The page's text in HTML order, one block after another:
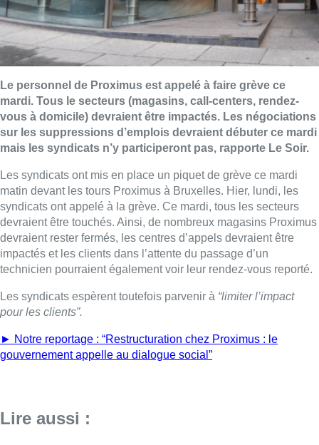
Le personnel de Proximus est appelé à faire grève ce
mardi. Tous le secteurs (magasins, call-centers, rendez-
vous à domicile) devraient être impactés. Les négociations
sur les suppressions d’emplois devraient débuter ce mardi
mais les syndicats n’y participeront pas, rapporte Le Soir.
Les syndicats ont mis en place un piquet de grève ce mardi
matin devant les tours Proximus à Bruxelles. Hier, lundi, les
syndicats ont appelé à la grève. Ce mardi, tous les secteurs
devraient être touchés. Ainsi, de nombreux magasins Proximus
devraient rester fermés, les centres d’appels devraient être
impactés et les clients dans l’attente du passage d’un
technicien pourraient également voir leur rendez-vous reporté.
Les syndicats espèrent toutefois parvenir à “limiter l’impact
pour les clients”.
► Notre reportage : “Restructuration chez Proximus : le
gouvernement appelle au dialogue social”
Lire aussi :